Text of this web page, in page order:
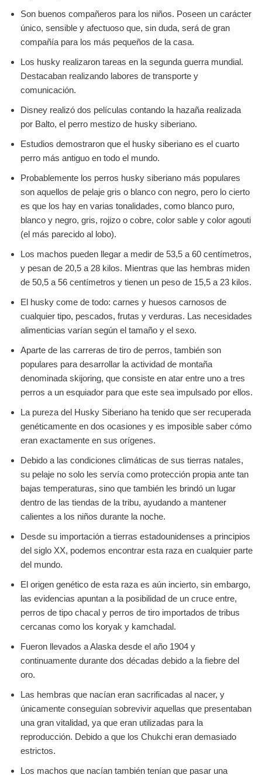
Son buenos compañeros para los niños. Poseen un carácter
único, sensible y afectuoso que, sin duda, será de gran
compañía para los más pequeños de la casa.
Los husky realizaron tareas en la segunda guerra mundial.
Destacaban realizando labores de transporte y
comunicación.
Disney realizó dos películas contando la hazaña realizada
por Balto, el perro mestizo de husky siberiano.
Estudios demostraron que el husky siberiano es el cuarto
perro más antiguo en todo el mundo.
Probablemente los perros husky siberiano más populares
son aquellos de pelaje gris o blanco con negro, pero lo cierto
es que los hay en varias tonalidades, como blanco puro,
blanco y negro, gris, rojizo o cobre, color sable y color agouti
(el más parecido al lobo).
Los machos pueden llegar a medir de 53,5 a 60 centímetros,
y pesan de 20,5 a 28 kilos. Mientras que las hembras miden
de 50,5 a 56 centímetros y tienen un peso de 15,5 a 23 kilos.
El husky come de todo: carnes y huesos carnosos de
cualquier tipo, pescados, frutas y verduras. Las necesidades
alimenticias varían según el tamaño y el sexo.
Aparte de las carreras de tiro de perros, también son
populares para desarrollar la actividad de montaña
denominada skijoring, que consiste en atar entre uno a tres
perros a un esquiador para que este sea impulsado por ellos.
La pureza del Husky Siberiano ha tenido que ser recuperada
genéticamente en dos ocasiones y es imposible saber cómo
eran exactamente en sus orígenes.
Debido a las condiciones climáticas de sus tierras natales,
su pelaje no solo les servía como protección propia ante tan
bajas temperaturas, sino que también les brindó un lugar
dentro de las tiendas de la tribu, ayudando a mantener
calientes a los niños durante la noche.
Desde su importación a tierras estadounidenses a principios
del siglo XX, podemos encontrar esta raza en cualquier parte
del mundo.
El origen genético de esta raza es aún incierto, sin embargo,
las evidencias apuntan a la posibilidad de un cruce entre,
perros de tipo chacal y perros de tiro importados de tribus
cercanas como los koryak y kamchadal.
Fueron llevados a Alaska desde el año 1904 y
continuamente durante dos décadas debido a la fiebre del
oro.
Las hembras que nacían eran sacrificadas al nacer, y
únicamente conseguían sobrevivir aquellas que presentaban
una gran vitalidad, ya que eran utilizadas para la
reproducción. Debido a que los Chukchi eran demasiado
estrictos.
Los machos que nacían también tenían que pasar una